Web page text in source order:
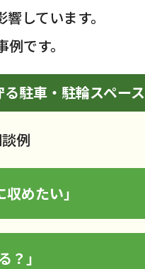
しています。
です。
駐車・駐輪スペース
例
めたい」
？」